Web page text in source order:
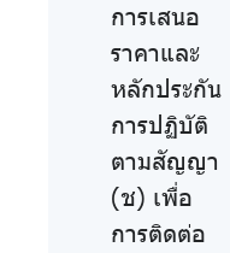
การเสนอ
ราคาและ
หลักประกัน
การปฏิบัติ
ตามสัญญา
(ช) เพื่อ
การติดต่อ